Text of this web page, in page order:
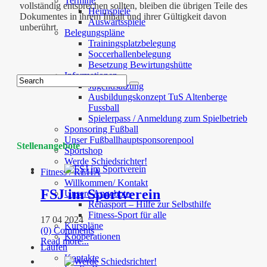
Heimspiele
Auswärtsspiele
Belegungspläne
Trainingsplatzbelegung
Soccerhallenbelegung
Besetzung Bewirtungshütte
Informationen
Jugendsatzung
Ausbildungskonzept TuS Altenberge
Fussball
Spielerpass / Anmeldung zum Spielbetrieb
Sponsoring Fußball
Unser Fußballhauptsponsorenpool
Sportshop
Werde Schiedsrichter!
Fitness / REHA
Willkommen/ Kontakt
Unsere Angebote
Rehasport – Hilfe zur Selbsthilfe
Fitness-Sport für alle
Kurspläne
Kooperationen
Laufen
Kontakte
vollständig entsprechen sollten, bleiben die übrigen Teile des
Dokumentes in ihrem Inhalt und ihrer Gültigkeit davon
unberührt.
Stellenangebote
FSJ im Sportverein
17 04 2024
(0) Comments
Read more...